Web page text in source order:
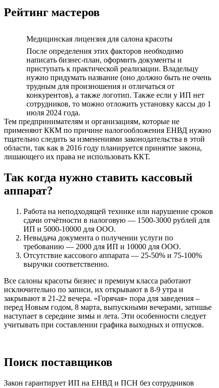
Рейтинг мастеров
Медицинская лицензия для салона красоты
После определения этих факторов необходимо
написать бизнес-план, оформить документы и
приступать к практической реализации. Владельцу
нужно придумать название (оно должно быть не очень
трудным для произношения и отличаться от
конкурентов), а также логотип. Также если у ИП нет
сотрудников, то можно отложить установку кассы до 1
июля 2024 года.
Тем предпринимателям и организациям, которые не
применяют ККМ по причине налогообложения ЕНВД нужно
тщательно следить за изменениями законодательства в этой
области, так как в 2016 году планируется принятие закона,
лишающего их права не использовать ККТ.
Так когда нужно ставить кассовый
аппарат?
Работа на неподходящей технике или нарушение сроков
сдачи отчётности в налоговую — 1500-3000 рублей для
ИП и 5000-10000 для ООО.
Невыдача документа о получении услуги по
требованию — 2000 для ИП и 10000 для ООО.
Отсутствие кассового аппарата — 25-50% и 75-100%
выручки соответственно.
Все салоны красоты бизнес и премиум класса работают
исключительно по записи, их открывают в 8-9 утра и
закрывают в 21-22 вечера. «Горячая» пора для заведения –
перед Новым годом, 8 марта, выпускными вечерами, затишье
наступает в середине зимы и лета. Эти особенности следует
учитывать при составлении графика выходных и отпусков.
Поиск поставщиков
Закон гарантирует ИП на ЕНВД и ПСН без сотрудников